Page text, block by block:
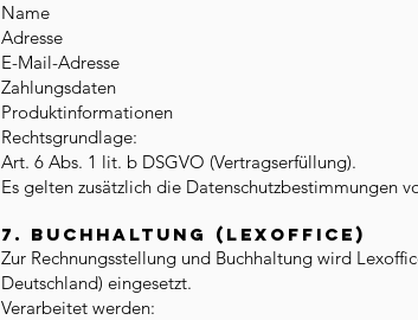
Name
Adresse
E-Mail-Adresse
Zahlungsdaten
Produktinformationen
Rechtsgrundlage:
Art. 6 Abs. 1 lit. b DSGVO (Vertragserfüllung).
Es gelten zusätzlich die Datenschutzbestimmungen
7. Buchhaltung (Lexoffice)
Zur Rechnungsstellung und Buchhaltung wird
Deutschland) eingesetzt.
Verarbeitet werden: